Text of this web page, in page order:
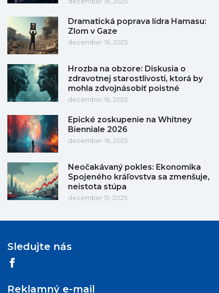
Dramatická poprava lídra Hamasu:
Zlom v Gaze
december 16, 2025
Hrozba na obzore: Diskusia o
zdravotnej starostlivosti, ktorá by
mohla zdvojnásobiť poistné
december 16, 2025
Epické zoskupenie na Whitney
Bienniale 2026
december 16, 2025
Neočakávaný pokles: Ekonomika
Spojeného kráľovstva sa zmenšuje,
neistota stúpa
december 15, 2025
Sledujte nás
Reklamný e-mail